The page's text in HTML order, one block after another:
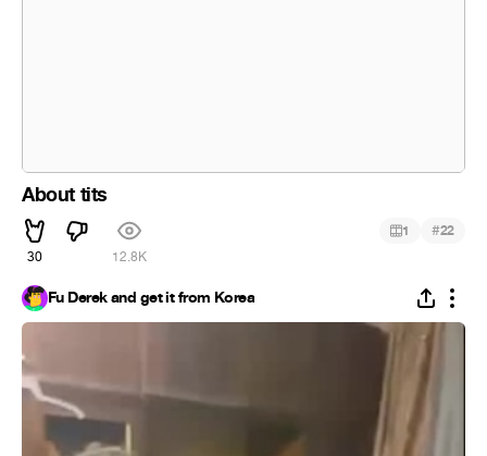
About tits
30 12.8K
1 #22
Fu Derek and get it from Korea